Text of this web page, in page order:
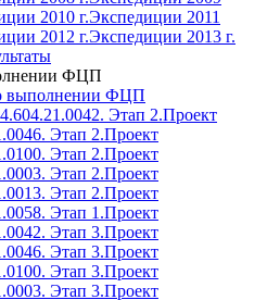
2010 г.Экспедиции 2011
2012 г.Экспедиции 2013 г.
ФЦП
выполнении ФЦП
Этап 2.Проект
Этап 2.Проект
Этап 2.Проект
Этап 2.Проект
Этап 2.Проект
Этап 1.Проект
Этап 3.Проект
Этап 3.Проект
Этап 3.Проект
Этап 3.Проект